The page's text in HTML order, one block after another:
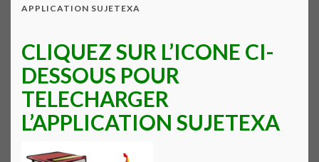
APPLICATION SUJETEXA
CLIQUEZ SUR L’ICONE CI-
DESSOUS POUR
TELECHARGER
L’APPLICATION SUJETEXA